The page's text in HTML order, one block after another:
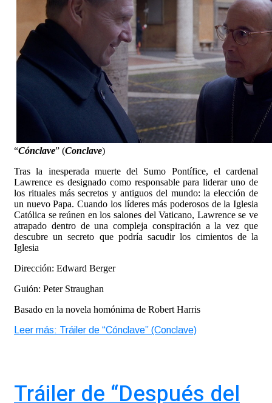
“Cónclave” (Conclave)
Tras la inesperada muerte del Sumo Pontífice, el cardenal
Lawrence es designado como responsable para liderar uno de
los rituales más secretos y antiguos del mundo: la elección de
un nuevo Papa. Cuando los líderes más poderosos de la Iglesia
Católica se reúnen en los salones del Vaticano, Lawrence se ve
atrapado dentro de una compleja conspiración a la vez que
descubre un secreto que podría sacudir los cimientos de la
Iglesia
Dirección: Edward Berger
Guión: Peter Straughan
Basado en la novela homónima de Robert Harris
Leer más: Tráiler de “Cónclave” (Conclave)
Tráiler de “Después del